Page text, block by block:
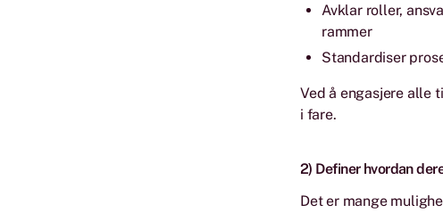
Avklar roller,
rammer
Standardiser
Ved å engasjere alle
i fare.
2) Definer hvordan
Det er mange